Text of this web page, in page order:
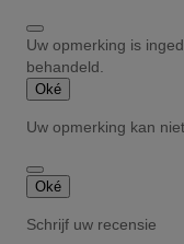
Uw opmerking is
behandeld.
Oké
Uw opmerking kan
Oké
Schrijf uw recensie